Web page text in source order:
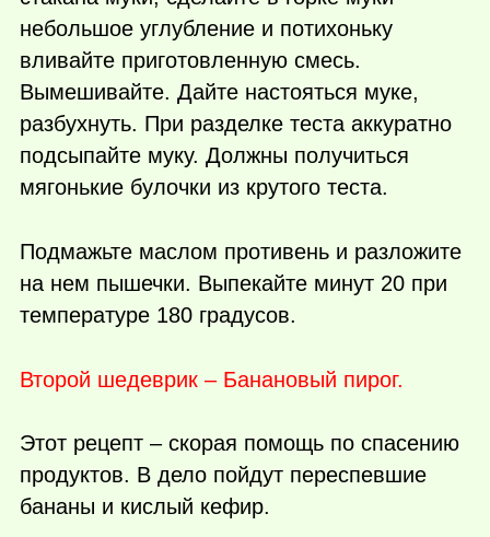
небольшое углубление и потихоньку
вливайте приготовленную смесь.
Вымешивайте. Дайте настояться муке,
разбухнуть. При разделке теста аккуратно
подсыпайте муку. Должны получиться
мягонькие булочки из крутого теста.
Подмажьте маслом противень и разложите
на нем пышечки. Выпекайте минут 20 при
температуре 180 градусов.
Второй шедеврик – Банановый пирог.
Этот рецепт – скорая помощь по спасению
продуктов. В дело пойдут переспевшие
бананы и кислый кефир.